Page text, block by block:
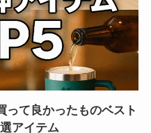
って良かったものベスト
アイテム